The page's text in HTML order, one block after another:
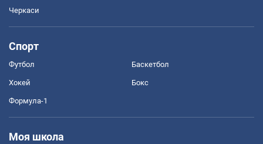
Черкаси
Спорт
Футбол Баскетбол
Хокей Бокс
Формула-1
Моя школа